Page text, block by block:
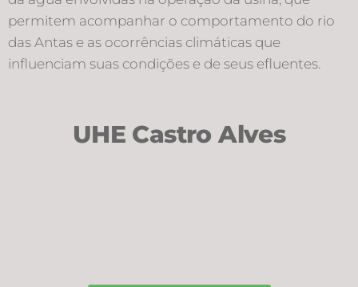
permitem acompanhar o comportamento do rio
das Antas e as ocorrências climáticas que
influenciam suas condições e de seus efluentes.
UHE Castro Alves